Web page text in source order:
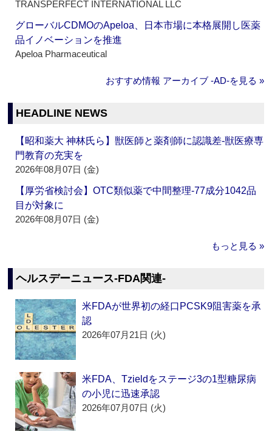
TRANSPERFECT INTERNATIONAL LLC
グローバルCDMOのApeloa、日本市場に本格展開し医薬
品イノベーションを推進
Apeloa Pharmaceutical
おすすめ情報 アーカイブ ‐AD‐を見る »
HEADLINE NEWS
【昭和薬大 神林氏ら】獣医師と薬剤師に認識差‐獣医療専
門教育の充実を
2026年08月07日 (金)
【厚労省検討会】OTC類似薬で中間整理‐77成分1042品
目が対象に
2026年08月07日 (金)
もっと見る »
ヘルスデーニュース‐FDA関連‐
米FDAが世界初の経口PCSK9阻害薬を承
認
2026年07月21日 (火)
米FDA、Tzieldをステージ3の1型糖尿病
の小児に迅速承認
2026年07月07日 (火)